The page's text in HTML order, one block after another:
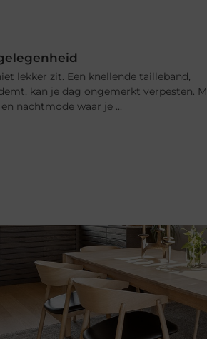
lekker zit. Een knellende tailleband,
kan je dag ongemerkt verpesten.
nachtmode waar je ...